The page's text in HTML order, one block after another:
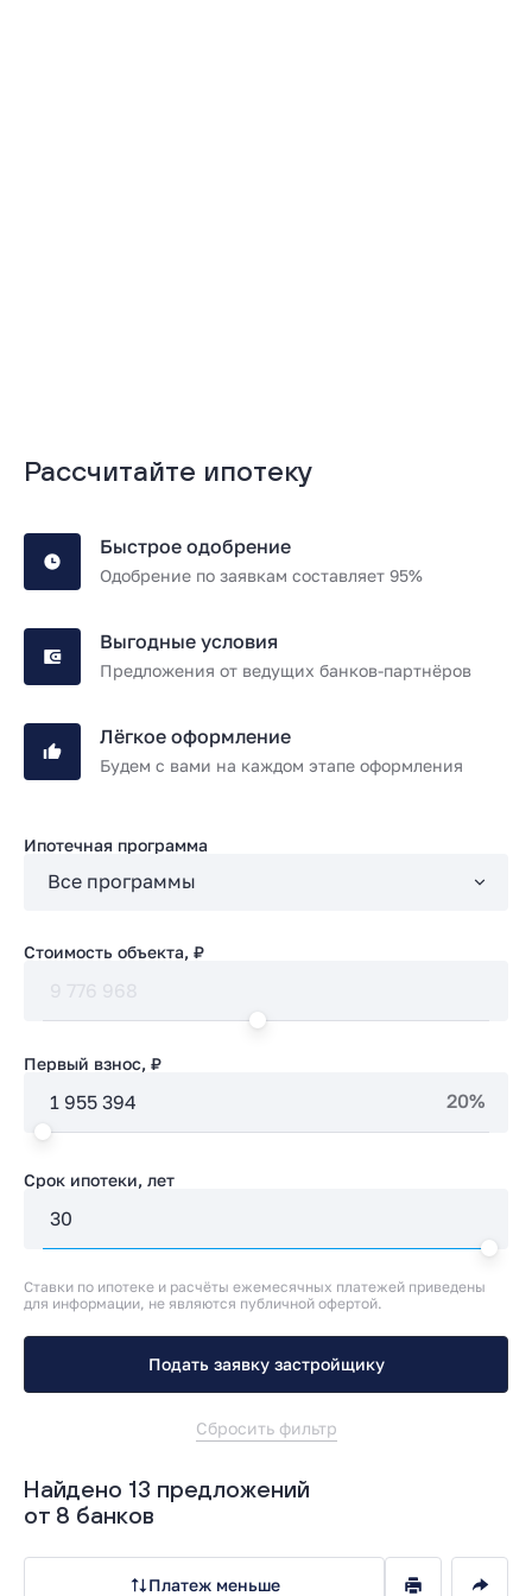
Рассчитайте ипотеку
Быстрое одобрение
Одобрение по заявкам составляет 95%
Выгодные условия
Предложения от ведущих банков-партнёров
Лёгкое оформление
Будем с вами на каждом этапе оформления
Ипотечная программа
Стоимость объекта, ₽
Первый взнос, ₽
20%
Срок ипотеки, лет
Ставки по ипотеке и расчёты ежемесячных платежей приведены
для информации, не являются публичной офертой.
Подать заявку застройщику
Сбросить фильтр
Найдено 13 предложений
от 8 банков
Платеж меньше